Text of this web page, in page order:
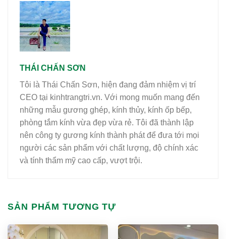
THÁI CHẤN SƠN
Tôi là Thái Chấn Sơn, hiện đang đảm nhiệm vị trí
CEO tại kinhtrangtri.vn. Với mong muốn mang đến
những mẫu gương ghép, kính thủy, kính ốp bếp,
phòng tắm kính vừa đẹp vừa rẻ. Tôi đã thành lập
nên công ty gương kính thành phát để đưa tới mọi
người các sản phẩm với chất lượng, độ chính xác
và tính thẩm mỹ cao cấp, vượt trội.
SẢN PHẨM TƯƠNG TỰ